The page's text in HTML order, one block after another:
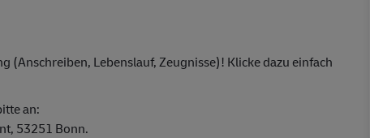
Lebenslauf, Zeugnisse)! Klicke dazu einfach
an:
53251 Bonn.